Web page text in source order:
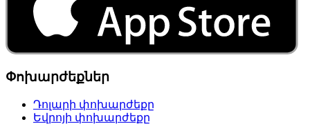
Փոխարժեքներ
Դոլարի փոխարժեքը
Եվրոյի փոխարժեքը